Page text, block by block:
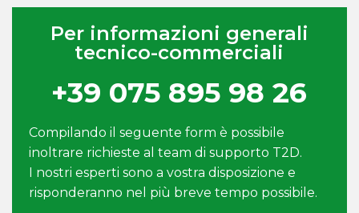
Per informazioni generali
tecnico-commerciali
+39 075 895 98 26
Compilando il seguente form è possibile
inoltrare richieste al team di supporto T2D.
I nostri esperti sono a vostra disposizione e
risponderanno nel più breve tempo possibile.